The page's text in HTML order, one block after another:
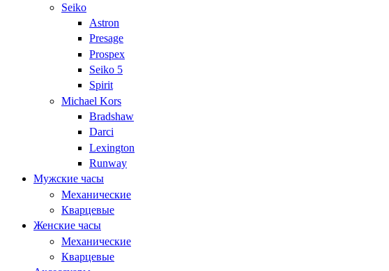
Seiko
Astron
Presage
Prospex
Seiko 5
Spirit
Michael Kors
Bradshaw
Darci
Lexington
Runway
Мужские часы
Механические
Кварцевые
Женские часы
Механические
Кварцевые